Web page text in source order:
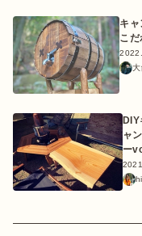
キャ
こ
大
ャ
ー
公式オンラ
おすすめ特集
キャンプ用品